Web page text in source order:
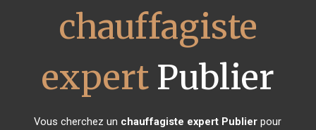
chauffagiste
expertPublier
Vous cherchez un chauffagiste expert Publier pour